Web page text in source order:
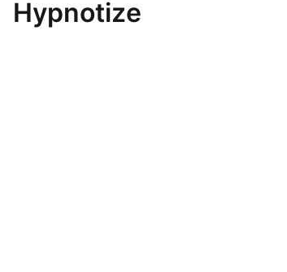
Hypnotize